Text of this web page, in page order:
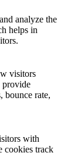
analyze the
helps in
visitors
provide
bounce rate,
with
cookies track